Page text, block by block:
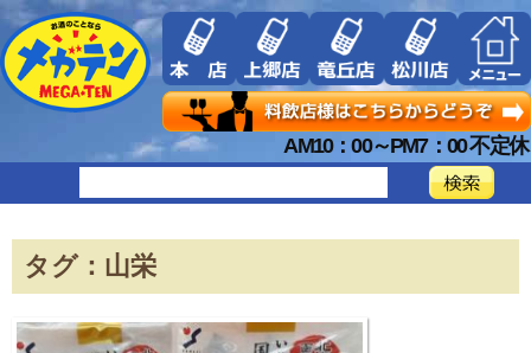
AM10：00～PM7：00 不定休
タグ：山栄